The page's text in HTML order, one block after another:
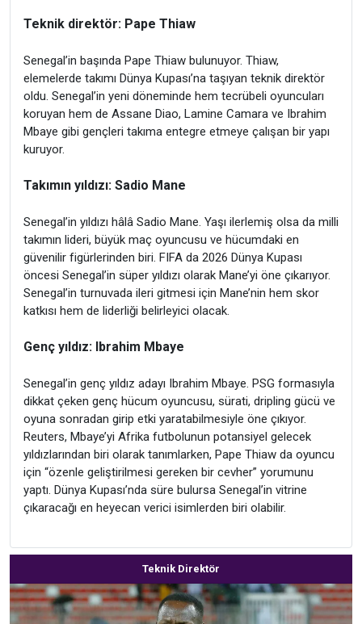
Teknik direktör: Pape Thiaw
Senegal’in başında Pape Thiaw bulunuyor. Thiaw,
elemelerde takımı Dünya Kupası’na taşıyan teknik direktör
oldu. Senegal’in yeni döneminde hem tecrübeli oyuncuları
koruyan hem de Assane Diao, Lamine Camara ve Ibrahim
Mbaye gibi gençleri takıma entegre etmeye çalışan bir yapı
kuruyor.
Takımın yıldızı: Sadio Mane
Senegal’in yıldızı hâlâ Sadio Mane. Yaşı ilerlemiş olsa da milli
takımın lideri, büyük maç oyuncusu ve hücumdaki en
güvenilir figürlerinden biri. FIFA da 2026 Dünya Kupası
öncesi Senegal’in süper yıldızı olarak Mane’yi öne çıkarıyor.
Senegal’in turnuvada ileri gitmesi için Mane’nin hem skor
katkısı hem de liderliği belirleyici olacak.
Genç yıldız: Ibrahim Mbaye
Senegal’in genç yıldız adayı Ibrahim Mbaye. PSG formasıyla
dikkat çeken genç hücum oyuncusu, sürati, dripling gücü ve
oyuna sonradan girip etki yaratabilmesiyle öne çıkıyor.
Reuters, Mbaye’yi Afrika futbolunun potansiyel gelecek
yıldızlarından biri olarak tanımlarken, Pape Thiaw da oyuncu
için “özenle geliştirilmesi gereken bir cevher” yorumunu
yaptı. Dünya Kupası’nda süre bulursa Senegal’in vitrine
çıkaracağı en heyecan verici isimlerden biri olabilir.
Teknik Direktör